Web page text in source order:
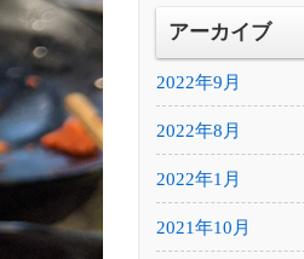
アーカイブ
2022年9月
2022年8月
2022年1月
2021年10月